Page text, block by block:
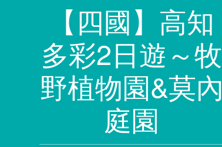
【四國】高知
多彩2日遊～牧
野植物園&莫內
庭園